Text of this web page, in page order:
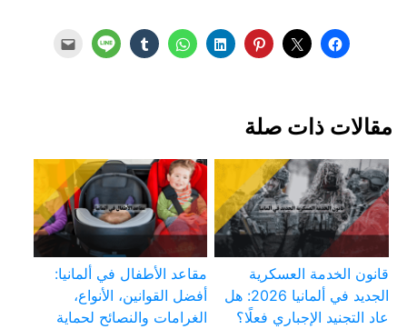
مقالات ذات صلة
قانون الخدمة العسكرية
الجديد في ألمانيا 2026: هل
عاد التجنيد الإجباري فعلًا؟
مقاعد الأطفال في ألمانيا:
أفضل القوانين، الأنواع،
الغرامات والنصائح لحماية